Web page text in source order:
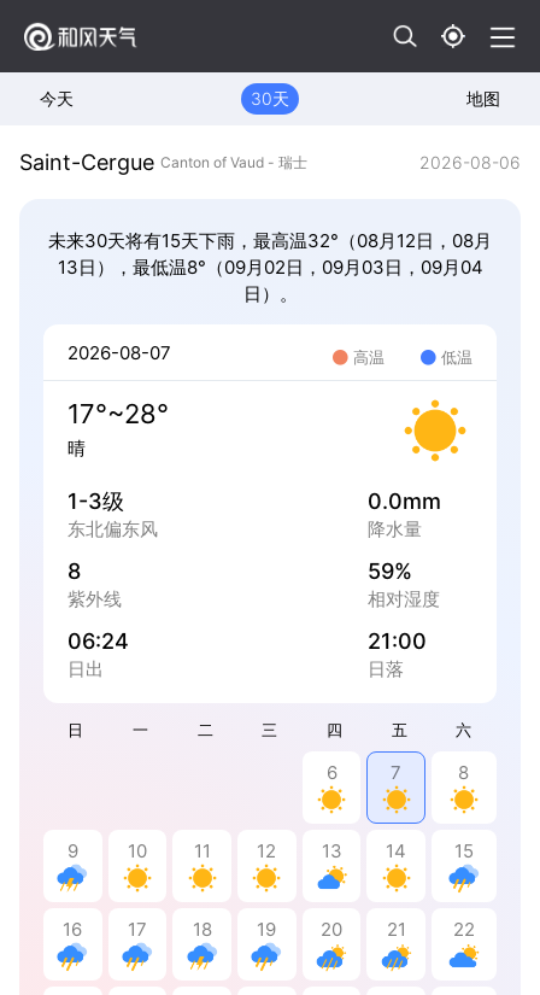
今天 30天 地图
Saint-Cergue Canton of Vaud - 瑞士 2026-08-06
未来30天将有15天下雨，最高温32°（08月12日，08月
13日），最低温8°（09月02日，09月03日，09月04
日）。
日 一 二 三 四 五 六
6 7 8
9 10 11 12 13 14 15
16 17 18 19 20 21 22
2026-08-07 高温 低温
17°~28°
晴
1-3级
东北偏东风
0.0mm
降水量
8
紫外线
59%
相对湿度
06:24
日出
21:00
日落